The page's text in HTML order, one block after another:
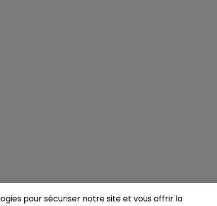
pour sécuriser notre site et vous offrir la